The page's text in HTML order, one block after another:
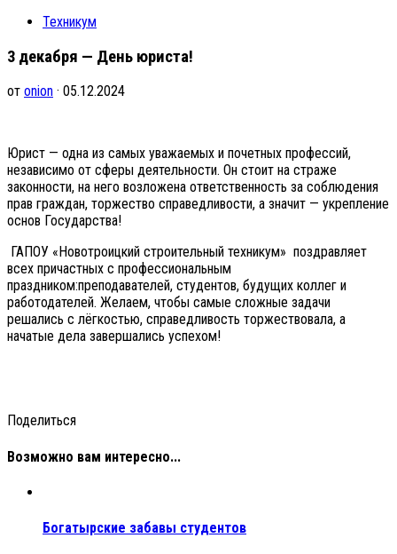
Техникум
3 декабря — День юриста!
от onion · 05.12.2024
Юрист — одна из самых уважаемых и почетных профессий,
независимо от сферы деятельности. Он стоит на страже
законности, на него возложена ответственность за соблюдения
прав граждан, торжество справедливости, а значит — укрепление
основ Государства!
ГАПОУ «Новотроицкий строительный техникум» поздравляет
всех причастных с профессиональным
праздником:преподавателей, студентов, будущих коллег и
работодателей. Желаем, чтобы самые сложные задачи
решались с лёгкостью, справедливость торжествовала, а
начатые дела завершались успехом!
Поделиться
Возможно вам интересно...
Богатырские забавы студентов